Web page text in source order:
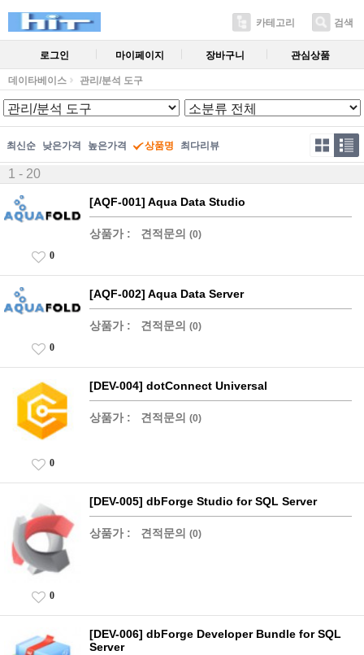
카테고리 검색
로그인 마이페이지 장바구니 관심상품
데이타베이스 관리/분석 도구
최신순 낮은가격 높은가격 상품명 최다리뷰
1 - 20
[AQF-001] Aqua Data Studio
상품가 : 견적문의 (0)
0
[AQF-002] Aqua Data Server
상품가 : 견적문의 (0)
0
[DEV-004] dotConnect Universal
상품가 : 견적문의 (0)
0
[DEV-005] dbForge Studio for SQL Server
상품가 : 견적문의 (0)
0
[DEV-006] dbForge Developer Bundle for SQL
Server